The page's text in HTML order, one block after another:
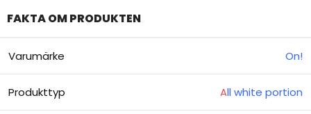
FAKTA OM PRODUKTEN
Varumärke On!
Produkttyp All white portion